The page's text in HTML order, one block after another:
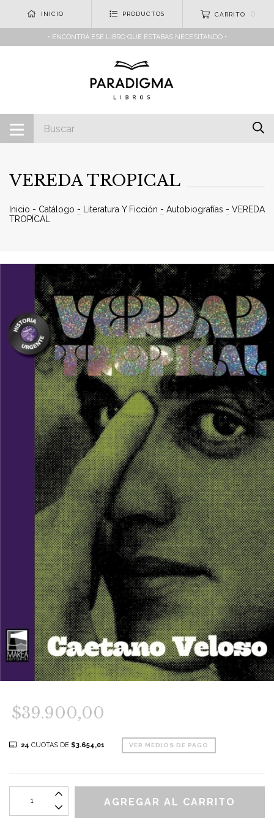
INICIO PRODUCTOS CARRITO 0
• ENCONTRÁ ESE LIBRO QUE ESTABAS NECESITANDO •
VEREDA TROPICAL
Inicio - Catálogo - Literatura Y Ficción - Autobiografías - VEREDA
TROPICAL
$39.900,00
24 CUOTAS DE$3.654,01 VER MEDIOS DE PAGO